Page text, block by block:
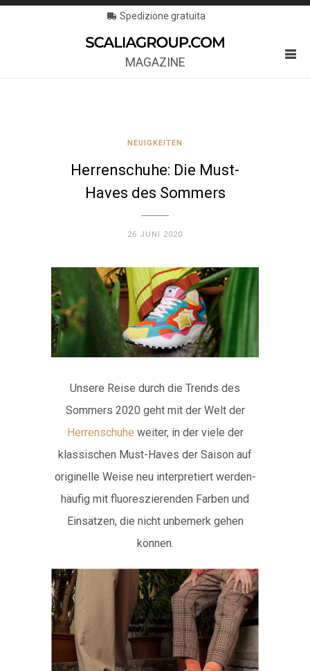
Spedizione gratuita
MAGAZINE
NEUIGKEITEN
Herrenschuhe: Die Must-
Haves des Sommers
26 JUNI 2020
Unsere Reise durch die Trends des
Sommers 2020 geht mit der Welt der
Herrenschuhe weiter, in der viele der
klassischen Must-Haves der Saison auf
originelle Weise neu interpretiert werden-
häufig mit fluoreszierenden Farben und
Einsätzen, die nicht unbemerk gehen
können.